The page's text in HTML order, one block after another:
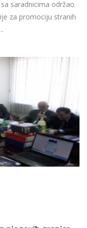
saradnicima održao
za promociju stranih